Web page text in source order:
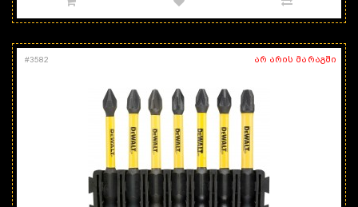
არ არის მარაგში
#3582